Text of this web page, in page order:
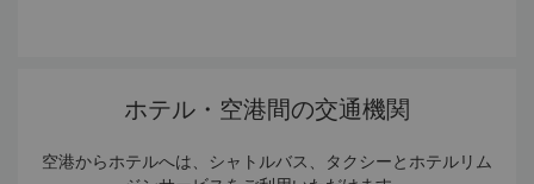
ホテル・空港間の交通機関
空港からホテルへは、シャトルバス、タクシーとホテルリム